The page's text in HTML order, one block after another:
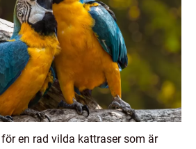
en rad vilda kattraser som är